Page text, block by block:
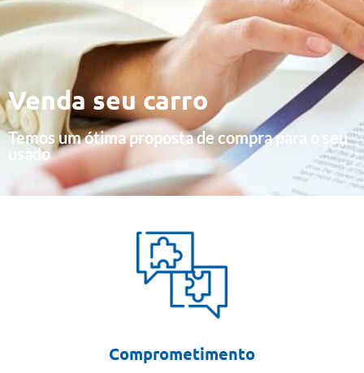
Venda seu carro
Temos um ótima proposta de compra para o seu
usado
Comprometimento